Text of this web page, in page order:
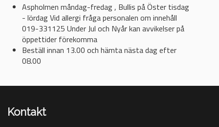
Aspholmen måndag-fredag , Bullis på Öster tisdag
- lördag Vid allergi fråga personalen om innehåll
019-331125 Under Jul och Nyår kan avvikelser på
öppettider förekomma
Beställ innan 13.00 och hämta nästa dag efter
08.00
Kontakt